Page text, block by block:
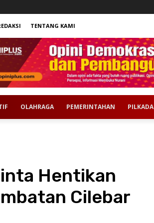
TENTANG KAMI
OLAHRAGA PEMERINTAHAN PILKADA
Hentikan
Cilebar